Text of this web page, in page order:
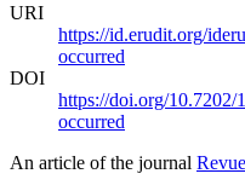
URI
https://id.erudit.org/
occurred
DOI
https://doi.org/10.7202/
occurred
An article of the journal